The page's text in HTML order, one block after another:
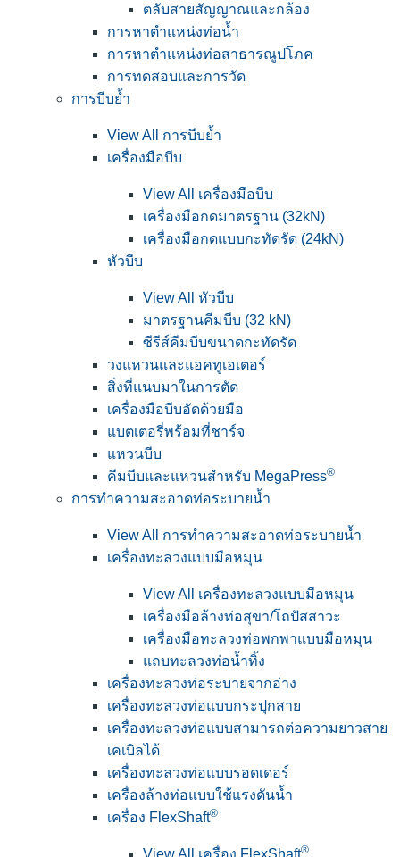
ตลับสายสัญญาณและกล้อง
การหาตำแหน่งท่อน้ำ
การหาตำแหน่งท่อสาธารณูปโภค
การทดสอบและการวัด
การบีบย้ำ
View All การบีบย้ำ
เครื่องมือบีบ
View All เครื่องมือบีบ
เครื่องมือกดมาตรฐาน (32kN)
เครื่องมือกดแบบกะทัดรัด (24kN)
หัวบีบ
View All หัวบีบ
มาตรฐานคีมบีบ (32 kN)
ซีรีส์คีมบีบขนาดกะทัดรัด
วงแหวนและแอคทูเอเตอร์
สิ่งที่แนบมาในการตัด
เครื่องมือบีบอัดด้วยมือ
แบตเตอรี่พร้อมที่ชาร์จ
แหวนบีบ
คีมบีบและแหวนสำหรับ MegaPress®
การทำความสะอาดท่อระบายน้ำ
View All การทำความสะอาดท่อระบายน้ำ
เครื่องทะลวงแบบมือหมุน
View All เครื่องทะลวงแบบมือหมุน
เครื่องมือล้างท่อสุขา/โถปัสสาวะ
เครื่องมือทะลวงท่อพกพาแบบมือหมุน
แถบทะลวงท่อน้ำทิ้ง
เครื่องทะลวงท่อระบายจากอ่าง
เครื่องทะลวงท่อแบบกระปุกสาย
เครื่องทะลวงท่อแบบสามารถต่อความยาวสาย
เคเบิลได้
เครื่องทะลวงท่อแบบรอดเดอร์
เครื่องล้างท่อแบบใช้แรงดันน้ำ
เครื่อง FlexShaft®
View All เครื่อง FlexShaft®